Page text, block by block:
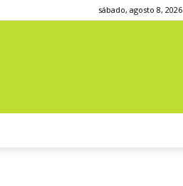
sábado, agosto 8, 2026